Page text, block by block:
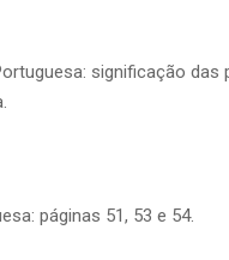
significação das
páginas 51, 53 e 54.